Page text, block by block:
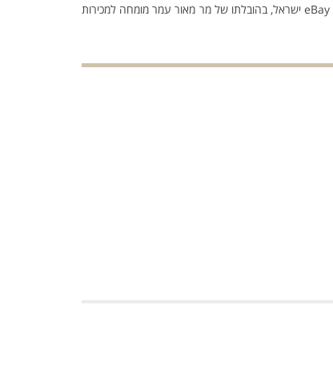
– לימודי מסחר אלקטרוני, בשיתוף ופיקוח של eBay ישראל, בהובלתו של מר מאור עמר מומחה למכירות